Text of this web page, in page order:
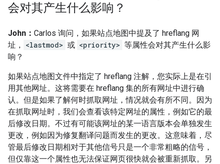
会对其产生什么影响？
John： Carlos 询问，如果站点地图中提及了 hreflang 网
址，
<lastmod> 或 <priority> 等属性会对其产生什么影
响？
如果站点地图文件中指定了 hreflang 注解，您实际上是在引
用其他网址。这将需要在 hreflang 集的所有网址中进行确
认。但是如果了解何时抓取网址，情况就会有所不同。因为
在抓取网址时，我们会查看该特定网址的属性，例如它的最
后修改日期。不过有可能该网址的某一语言版本会单独发生
更改，例如因为修复翻译问题而发生的更改。这意味着，尽
管最后修改日期相对于其他信号只是一个非常粗略的信号，
但仅靠这一个属性也无法保证网页很快就会被重新抓取。另